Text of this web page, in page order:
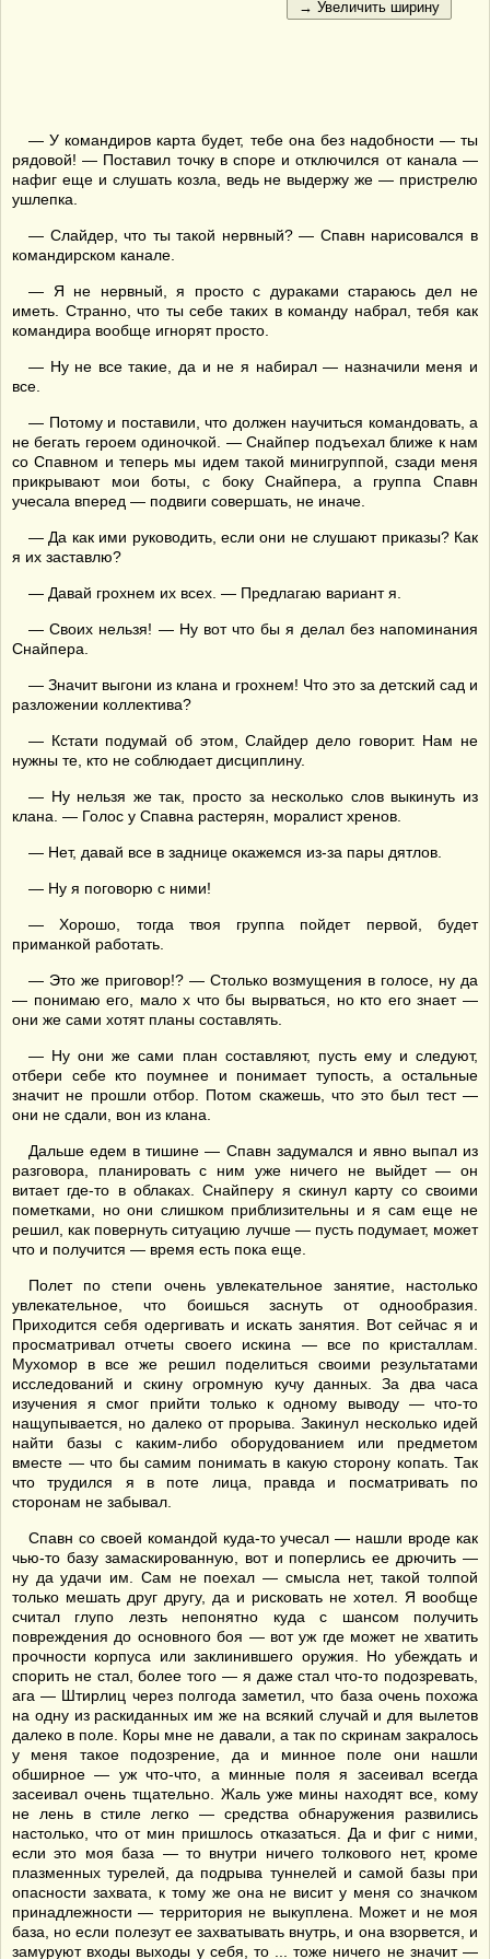
— У командиров карта будет, тебе она без надобности — ты
рядовой! — Поставил точку в споре и отключился от канала —
нафиг еще и слушать козла, ведь не выдержу же — пристрелю
ушлепка.
— Слайдер, что ты такой нервный? — Спавн нарисовался в
командирском канале.
— Я не нервный, я просто с дураками стараюсь дел не
иметь. Странно, что ты себе таких в команду набрал, тебя как
командира вообще игнорят просто.
— Ну не все такие, да и не я набирал — назначили меня и
все.
— Потому и поставили, что должен научиться командовать, а
не бегать героем одиночкой. — Снайпер подъехал ближе к нам
со Спавном и теперь мы идем такой минигруппой, сзади меня
прикрывают мои боты, с боку Снайпера, а группа Спавн
учесала вперед — подвиги совершать, не иначе.
— Да как ими руководить, если они не слушают приказы? Как
я их заставлю?
— Давай грохнем их всех. — Предлагаю вариант я.
— Своих нельзя! — Ну вот что бы я делал без напоминания
Снайпера.
— Значит выгони из клана и грохнем! Что это за детский сад и
разложении коллектива?
— Кстати подумай об этом, Слайдер дело говорит. Нам не
нужны те, кто не соблюдает дисциплину.
— Ну нельзя же так, просто за несколько слов выкинуть из
клана. — Голос у Спавна растерян, моралист хренов.
— Нет, давай все в заднице окажемся из-за пары дятлов.
— Ну я поговорю с ними!
— Хорошо, тогда твоя группа пойдет первой, будет
приманкой работать.
— Это же приговор!? — Столько возмущения в голосе, ну да
— понимаю его, мало х что бы вырваться, но кто его знает —
они же сами хотят планы составлять.
— Ну они же сами план составляют, пусть ему и следуют,
отбери себе кто поумнее и понимает тупость, а остальные
значит не прошли отбор. Потом скажешь, что это был тест —
они не сдали, вон из клана.
Дальше едем в тишине — Спавн задумался и явно выпал из
разговора, планировать с ним уже ничего не выйдет — он
витает где-то в облаках. Снайперу я скинул карту со своими
пометками, но они слишком приблизительны и я сам еще не
решил, как повернуть ситуацию лучше — пусть подумает, может
что и получится — время есть пока еще.
Полет по степи очень увлекательное занятие, настолько
увлекательное, что боишься заснуть от однообразия.
Приходится себя одергивать и искать занятия. Вот сейчас я и
просматривал отчеты своего искина — все по кристаллам.
Мухомор в все же решил поделиться своими результатами
исследований и скину огромную кучу данных. За два часа
изучения я смог прийти только к одному выводу — что-то
нащупывается, но далеко от прорыва. Закинул несколько идей
найти базы с каким-либо оборудованием или предметом
вместе — что бы самим понимать в какую сторону копать. Так
что трудился я в поте лица, правда и посматривать по
сторонам не забывал.
Спавн со своей командой куда-то учесал — нашли вроде как
чью-то базу замаскированную, вот и поперлись ее дрючить —
ну да удачи им. Сам не поехал — смысла нет, такой толпой
только мешать друг другу, да и рисковать не хотел. Я вообще
считал глупо лезть непонятно куда с шансом получить
повреждения до основного боя — вот уж где может не хватить
прочности корпуса или заклинившего оружия. Но убеждать и
спорить не стал, более того — я даже стал что-то подозревать,
ага — Штирлиц через полгода заметил, что база очень похожа
на одну из раскиданных им же на всякий случай и для вылетов
далеко в поле. Коры мне не давали, а так по скринам закралось
у меня такое подозрение, да и минное поле они нашли
обширное — уж что-что, а минные поля я засеивал всегда
засеивал очень тщательно. Жаль уже мины находят все, кому
не лень в стиле легко — средства обнаружения развились
настолько, что от мин пришлось отказаться. Да и фиг с ними,
если это моя база — то внутри ничего толкового нет, кроме
плазменных турелей, да подрыва туннелей и самой базы при
опасности захвата, к тому же она не висит у меня со значком
принадлежности — территория не выкуплена. Может и не моя
база, но если полезут ее захватывать внутрь, и она взорвется, и
замуруют входы выходы у себя, то ... тоже ничего не значит —